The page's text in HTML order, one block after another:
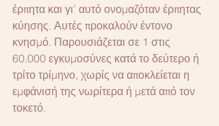
έρπητα και γι’ αυτό ονομαζόταν έρπητας
κύησης. Αυτές προκαλούν έντονο
κνησμό. Παρουσιάζεται σε 1 στις
60.000 εγκυμοσύνες κατά το δεύτερο ή
τρίτο τρίμηνο, χωρίς να αποκλείεται η
εμφάνισή της νωρίτερα ή μετά από τον
τοκετό.